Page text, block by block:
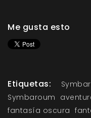
Me gusta esto
Etiquetas:
Symbaroum
fantasía oscura